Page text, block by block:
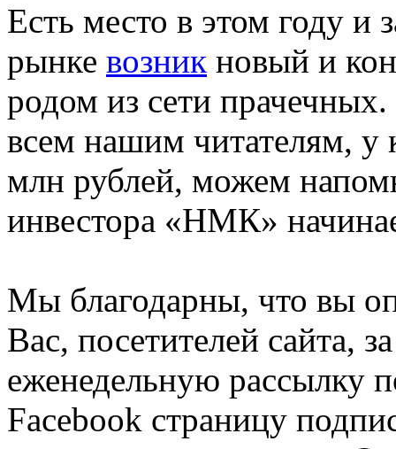
Есть место в этом году и
рынке возник новый и
родом из сети
всем нашим читателям, у
млн рублей, можем
инвестора «НМК»
Мы благодарны, что вы
Вас, посетителей сайта,
еженедельную рассылку
Facebook страницу